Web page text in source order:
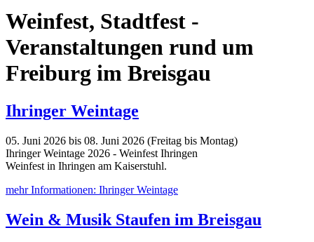
Weinfest, Stadtfest -
Veranstaltungen rund um
Freiburg im Breisgau
Ihringer Weintage
05. Juni 2026 bis 08. Juni 2026 (Freitag bis Montag)
Ihringer Weintage 2026 - Weinfest Ihringen
Weinfest in Ihringen am Kaiserstuhl.
mehr Informationen: Ihringer Weintage
Wein & Musik Staufen im Breisgau